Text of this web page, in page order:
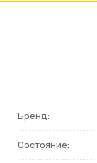
Бренд:
Состояние: